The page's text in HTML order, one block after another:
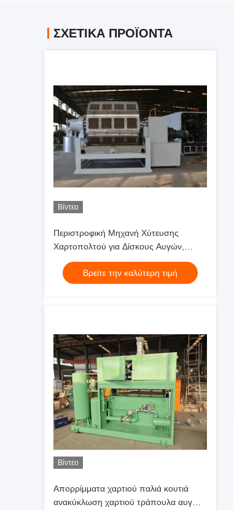
ΣΧΕΤΙΚΑ ΠΡΟΪΟΝΤΑ
Βίντεο
Περιστροφική Μηχανή Χύτευσης
Χαρτοπολτού για Δίσκους Αυγών,
Ικανή να Παράγει Δίσκους Αυγών από
Ανακυκλωμένο Χαρτί με Προηγμένη
Τεχνολογία Διαμόρφωσης
Βρείτε την καλύτερη τιμή
Βίντεο
Απορρίμματα χαρτιού παλιά κουτιά
ανακύκλωση χαρτιού τράπουλα αυγών